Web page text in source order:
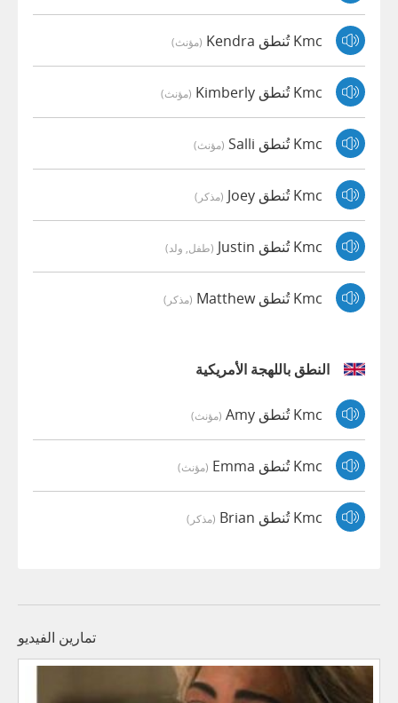
Kmc تُنطق Kendra (مؤنث)
Kmc تُنطق Kimberly (مؤنث)
Kmc تُنطق Salli (مؤنث)
Kmc تُنطق Joey (مذكر)
Kmc تُنطق Justin (طفل, ولد)
Kmc تُنطق Matthew (مذكر)
النطق باللهجة الأمريكية
Kmc تُنطق Amy (مؤنث)
Kmc تُنطق Emma (مؤنث)
Kmc تُنطق Brian (مذكر)
تمارين الفيديو